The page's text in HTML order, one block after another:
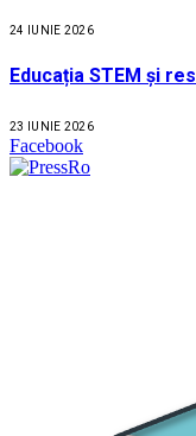
24 IUNIE 2026
Educația STEM și
23 IUNIE 2026
Facebook